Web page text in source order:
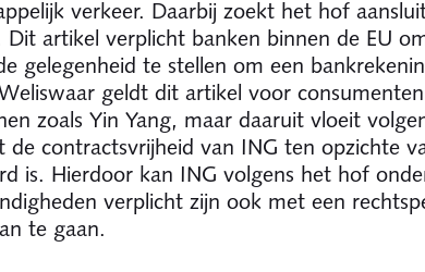
verkeer. Daarbij zoekt het hof
artikel verplicht banken binnen de EU
gelegenheid te stellen om een
geldt dit artikel voor
zoals Yin Yang, maar daaruit vloeit
contractsvrijheid van ING ten opzichte
is. Hierdoor kan ING volgens het hof
verplicht zijn ook met een
te gaan.